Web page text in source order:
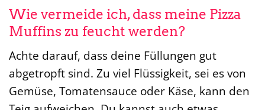
Wie vermeide ich, dass meine Pizza
Muffins zu feucht werden?
Achte darauf, dass deine Füllungen gut
abgetropft sind. Zu viel Flüssigkeit, sei es von
Gemüse, Tomatensauce oder Käse, kann den